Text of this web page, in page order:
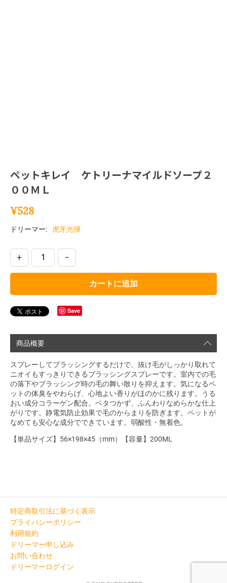
ペットキレイ ケトリーナマイルドソープ２
００ＭＬ
¥528
ドリーマー: 虎牙光揮
+ −
カートに追加
Save
商品概要
スプレーしてブラッシングするだけで、抜け毛がしっかり取れて
ニオイもすっきりできるブラッシングスプレーです。室内での毛
の落下やブラッシング時の毛の舞い散りを抑えます。気になるペ
ットの体臭をやわらげ、心地よい香りがほのかに残ります。うる
おい成分コラーゲン配合。ベタつかず、ふんわりなめらかな仕上
がりです。静電気防止効果で毛のからまりを防ぎます。ペットが
なめても安心な成分でできています。弱酸性・無着色。
【単品サイズ】56×198×45（mm）【容量】200ML
特定商取引法に基づく表示
プライバシーポリシー
利用規約
ドリーマー申し込み
お問い合わせ
ドリーマーログイン